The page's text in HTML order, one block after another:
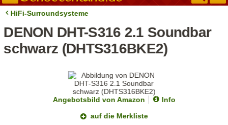
HiFi-Surroundsysteme
DENON DHT-S316 2.1 Soundbar
schwarz (DHTS316BKE2)
Angebotsbild von Amazon
Info
auf die Merkliste